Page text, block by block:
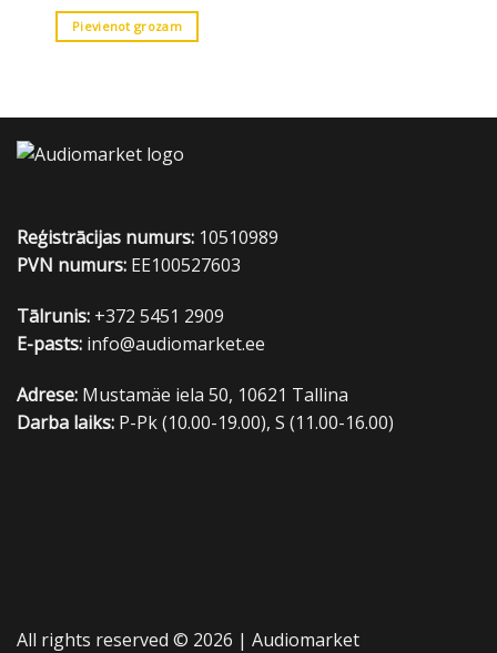
599.00 €.
Pievienot grozam
Reģistrācijas numurs: 10510989
PVN numurs: EE100527603
Tālrunis: +372 5451 2909
E-pasts: info@audiomarket.ee
Adrese: Mustamäe iela 50, 10621 Tallina
Darba laiks: P-Pk (10.00-19.00), S (11.00-16.00)
All rights reserved © 2026 | Audiomarket